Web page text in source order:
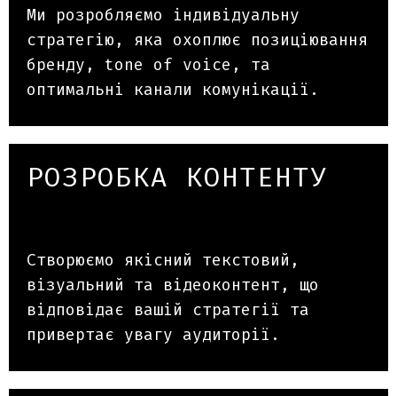
Ми розробляємо індивідуальну
стратегію, яка охоплює позиціювання
бренду, tone of voice, та
оптимальні канали комунікації.
РОЗРОБКА КОНТЕНТУ
Створюємо якісний текстовий,
візуальний та відеоконтент, що
відповідає вашій стратегії та
привертає увагу аудиторії.